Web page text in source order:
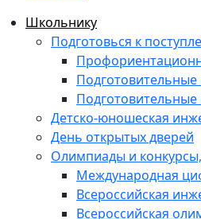
Школьнику
Подготовься к
Подготовительные
Детско-юношеская
День открытых дверей
Олимпиады и
Международная
Всероссийская
Всероссийская